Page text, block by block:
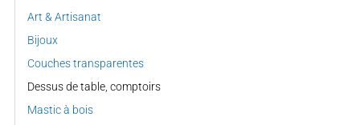
Art & Artisanat
Bijoux
Couches transparentes
Dessus de table, comptoirs
Mastic à bois